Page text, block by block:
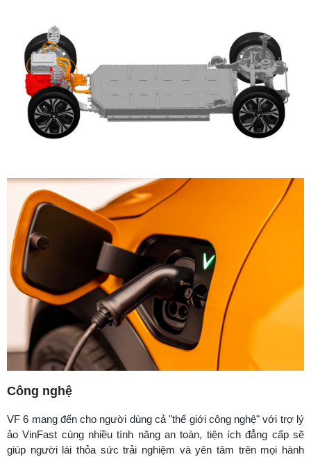
Công nghệ
VF 6 mang đến cho người dùng cả "thế giới công nghệ" với trợ lý
ảo VinFast cùng nhiều tính năng an toàn, tiện ích đẳng cấp sẽ
giúp người lái thỏa sức trải nghiệm và yên tâm trên mọi hành